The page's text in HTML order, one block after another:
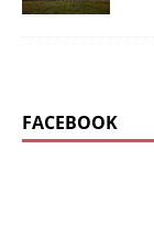
FACEBOOK